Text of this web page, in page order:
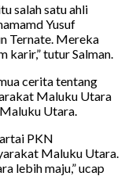
salah satu ahli
Yusuf
Ternate. Mereka
karir,” tutur Salman.
cerita tentang
Maluku Utara
Utara.
PKN
Maluku Utara.
lebih maju,” ucap